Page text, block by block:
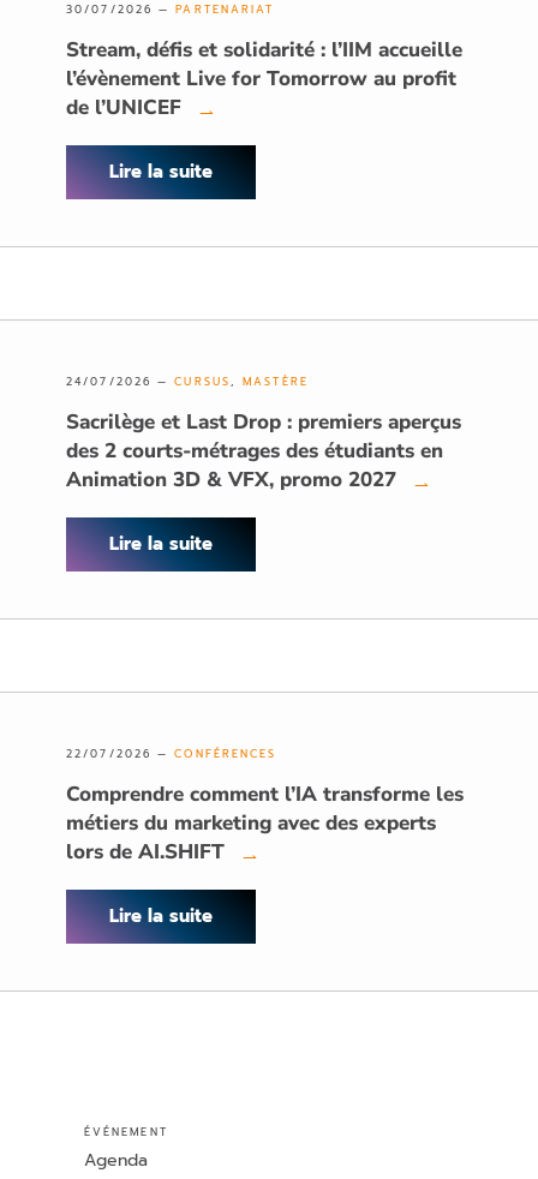
30/07/2026 —PARTENARIAT
Stream, défis et solidarité : l’IIM accueille
l’évènement Live for Tomorrow au profit
de l’UNICEF
→
Lire la suite
24/07/2026 —CURSUS,MASTÈRE
Sacrilège et Last Drop : premiers aperçus
des 2 courts-métrages des étudiants en
Animation 3D & VFX, promo 2027
→
Lire la suite
22/07/2026 —CONFÉRENCES
Comprendre comment l’IA transforme les
métiers du marketing avec des experts
lors de AI.SHIFT
→
Lire la suite
ÉVÉNEMENT
Agenda